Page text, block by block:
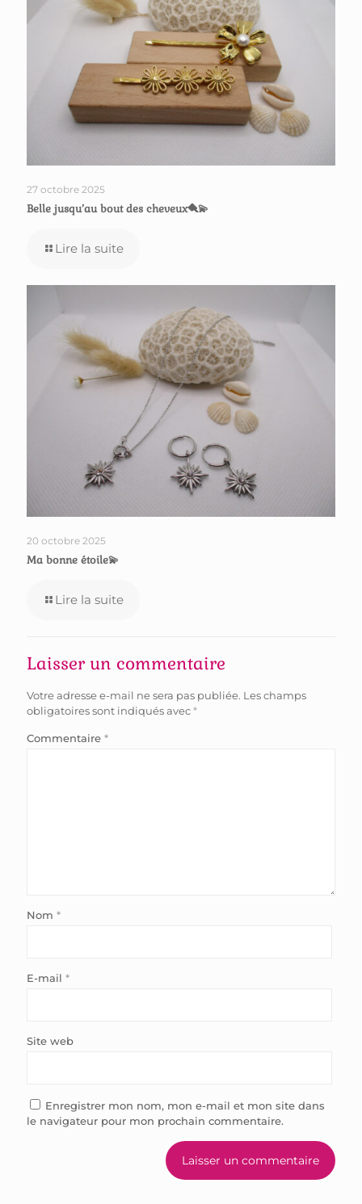
27 octobre 2025
Belle jusqu’au bout des cheveux🪮💫
Lire la suite
20 octobre 2025
Ma bonne étoile💫
Lire la suite
Laisser un commentaire
Votre adresse e-mail ne sera pas publiée. Les champs
obligatoires sont indiqués avec*
Commentaire *
Nom *
E-mail *
Site web
Enregistrer mon nom, mon e-mail et mon site dans
le navigateur pour mon prochain commentaire.